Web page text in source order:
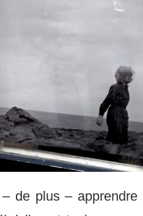
de plus –